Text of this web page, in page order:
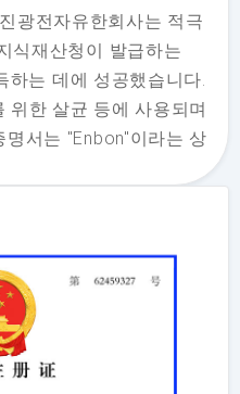
광전자유한회사는 적극
식재산청이 발급하는
하는 데에 성공했습니다.
위한 살균 등에 사용되며
서는 "Enbon"이라는 상
다. 지적 재산이며, 심천